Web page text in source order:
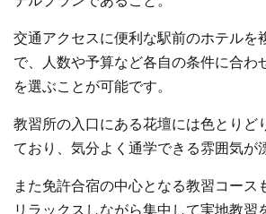
交通アクセスに便利な駅前のホテルを
で、人数や予算など各自の条件に合わ
を選ぶことが可能です。
教習所の入口にある花壇には色とりど
ており、気分よく通学できる雰囲気が
また免許合宿の中心となる教習コース
リラックスしながら集中して実地教習